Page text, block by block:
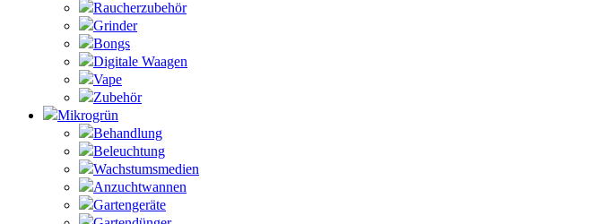
Raucherzubehör
Grinder
Bongs
Digitale Waagen
Vape
Zubehör
Mikrogrün
Behandlung
Beleuchtung
Wachstumsmedien
Anzuchtwannen
Gartengeräte